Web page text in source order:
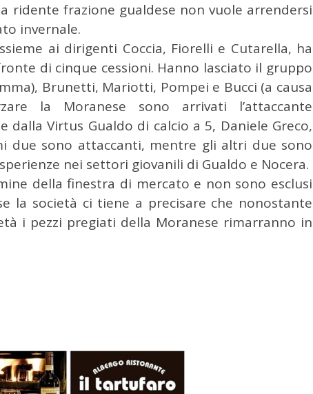
ridente frazione gualdese non vuole arrendersi
invernale.
ai dirigenti Coccia, Fiorelli e Cutarella, ha
di cinque cessioni. Hanno lasciato il gruppo
Brunetti, Mariotti, Pompei e Bucci (a causa
la Moranese sono arrivati l’attaccante
dalla Virtus Gualdo di calcio a 5, Daniele Greco,
due sono attaccanti, mentre gli altri due sono
nei settori giovanili di Gualdo e Nocera.
della finestra di mercato e non sono esclusi
la società ci tiene a precisare che nonostante
i pezzi pregiati della Moranese rimarranno in